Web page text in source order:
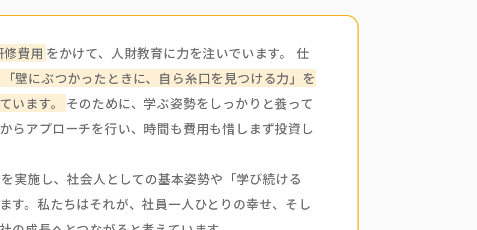
費用 をかけて、人財教育に力を注いでいます。 仕
「壁にぶつかったときに、自ら糸口を見つける力」を
います。
そのために、学ぶ姿勢をしっかりと養って
らアプローチを行い、時間も費用も惜しまず投資し
実施し、社会人としての基本姿勢や「学び続ける
す。私たちはそれが、社員一人ひとりの幸せ、そし